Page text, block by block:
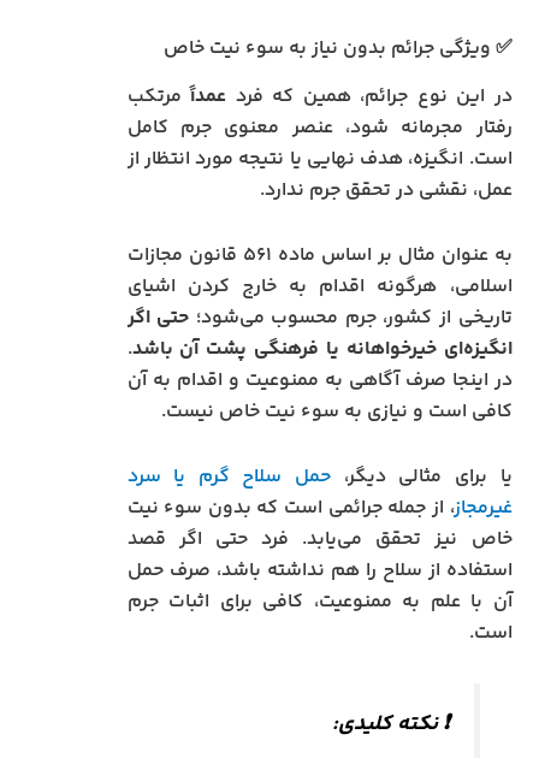
✅ ویژگی جرائم بدون نیاز به سوء نیت خاص
در این نوع جرائم، همین که فرد عمداًمرتکب
رفتار مجرمانه شود، عنصر معنوی جرم کامل
است. انگیزه، هدف نهایی یا نتیجه مورد انتظار از
عمل، نقشی در تحقق جرم ندارد.
به عنوان مثال بر اساس ماده ۵۶۱ قانون مجازات
اسلامی، هرگونه اقدام به خارج کردن اشیای
تاریخی از کشور، جرم محسوب می‌شود؛ حتی اگر
انگیزه‌ای خیرخواهانه یا فرهنگی پشت آن باشد.
در اینجا صرف آگاهی به ممنوعیت و اقدام به آن
کافی است و نیازی به سوء نیت خاص نیست.
یا برای مثالی دیگر، حمل سلاح گرم یا سرد
غیرمجاز، از جمله جرائمی است که بدون سوء نیت
خاص نیز تحقق می‌یابد. فرد حتی اگر قصد
استفاده از سلاح را هم نداشته باشد، صرف حمل
آن با علم به ممنوعیت، کافی برای اثبات جرم
است.
❗ نکته کلیدی: